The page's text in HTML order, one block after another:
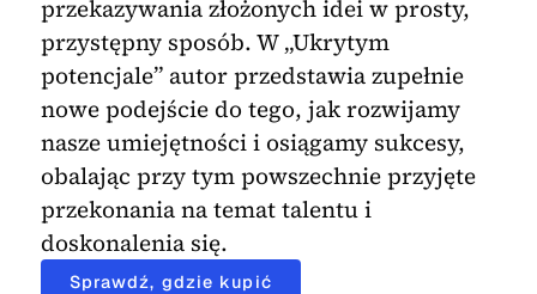
przekazywania złożonych idei w prosty,
przystępny sposób. W „Ukrytym
potencjale” autor przedstawia zupełnie
nowe podejście do tego, jak rozwijamy
nasze umiejętności i osiągamy sukcesy,
obalając przy tym powszechnie przyjęte
przekonania na temat talentu i
doskonalenia się.
Sprawdź, gdzie kupić